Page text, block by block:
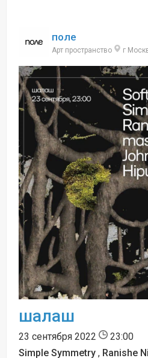
поле
Арт пространство г
шалаш
23 сентября 2022
23:00
Simple Symmetry , Ranishe